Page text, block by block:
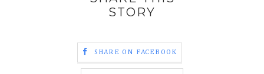
STORY
SHARE ON FACEBOOK